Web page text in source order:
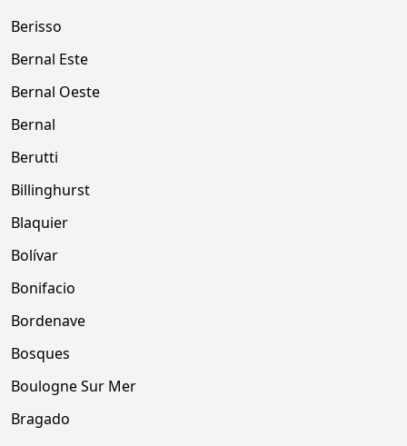
Berisso
Bernal Este
Bernal Oeste
Bernal
Berutti
Billinghurst
Blaquier
Bolívar
Bonifacio
Bordenave
Bosques
Boulogne Sur Mer
Bragado